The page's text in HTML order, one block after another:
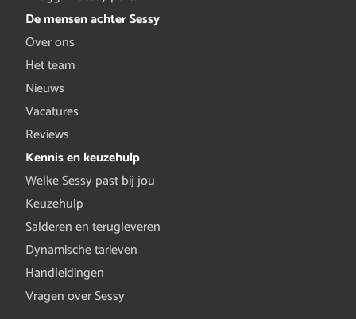
De mensen achter Sessy
Over ons
Het team
Nieuws
Vacatures
Reviews
Kennis en keuzehulp
Welke Sessy past bij jou
Keuzehulp
Salderen en terugleveren
Dynamische tarieven
Handleidingen
Vragen over Sessy